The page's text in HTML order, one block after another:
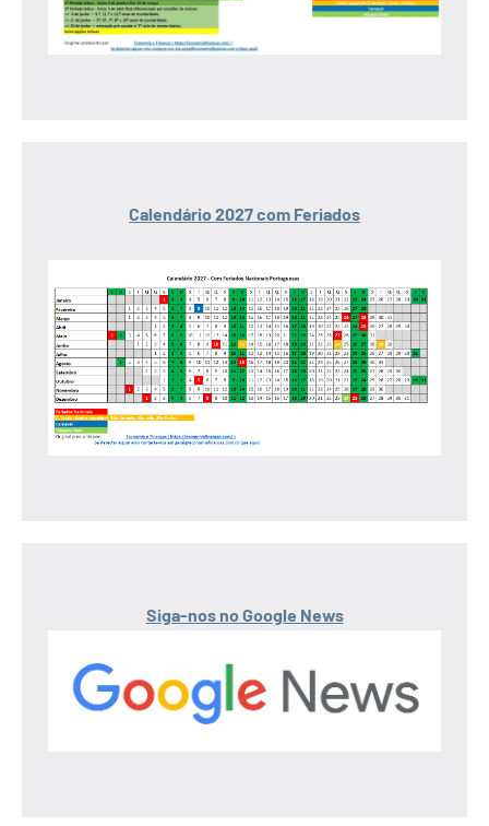
Calendário 2027 com Feriados
Siga-nos no Google News